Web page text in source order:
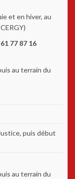
et en hiver, au
77 87 16
au terrain du
puis début
au terrain du